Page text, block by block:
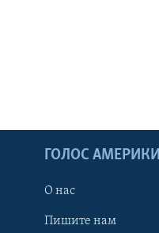
ГОЛОС АМЕРИКИ
О нас
Пишите нам